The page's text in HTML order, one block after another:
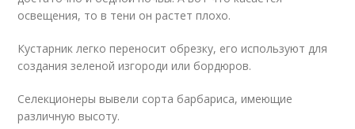
освещения, то в тени он растет плохо.
Кустарник легко переносит обрезку, его используют для
создания зеленой изгороди или бордюров.
Селекционеры вывели сорта барбариса, имеющие
различную высоту.